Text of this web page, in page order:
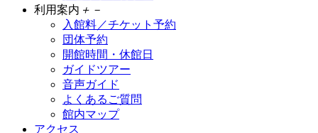
利用案内 ＋ －
入館料／チケット予約
団体予約
開館時間・休館日
ガイドツアー
音声ガイド
よくあるご質問
館内マップ
アクセス